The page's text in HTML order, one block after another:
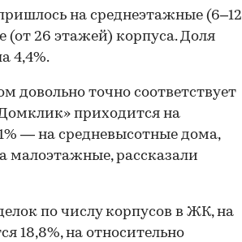
на среднеэтажные (6–12
26 этажей) корпуса. Доля
4,4%.
довольно точно соответствует
приходится на
— на средневысотные дома,
малоэтажные, рассказали
по числу корпусов в ЖК, на
18,8%, на относительно